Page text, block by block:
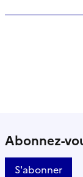
Abonnez-
S'abonner